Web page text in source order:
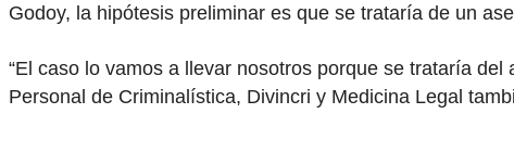
Godoy, la hipótesis preliminar es que se trataría de un
“El caso lo vamos a llevar nosotros porque se trataría
Personal de Criminalística, Divincri y Medicina Legal